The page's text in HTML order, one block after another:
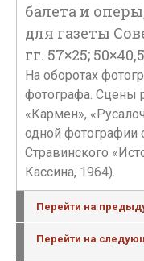
балета и
для газеты
гг. 57×25;
На оборотах
фотографа. Сцены
«Кармен»,
одной фотографии
Стравинского
Кассина, 1964).
Перейти на
Перейти на